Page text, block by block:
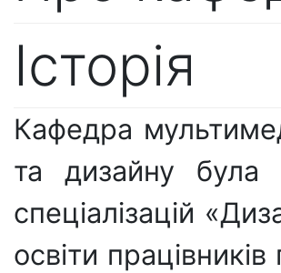
Історія
Кафедра
та дизайну була
спеціалізацій
освіти